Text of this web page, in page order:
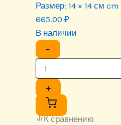
Размер: 14 × 14 см cm
665.00 ₽
В наличии
−
+
К сравнению